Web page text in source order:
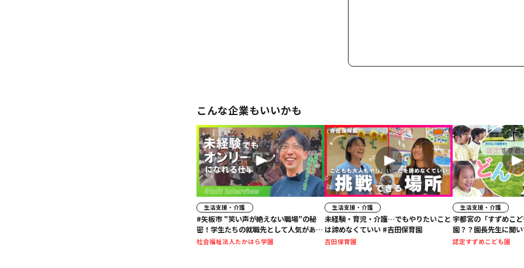
こんな企業もいいかも
生活支援・介護
#矢板市 "笑い声が絶えない職場"の秘
密！学生たちの就職先として人気がある
理由を聞いてみた。#社員インタビュー
社会福祉法人たかはら学園
生活支援・介護
未経験・育児・介護…でもやりたいこと
は諦めなくていい #吉田保育園
吉田保育園
生活支援・介護
宇都宮の「すずめこ
園？？園長先生に聞
ビュー
認定すずめこども園